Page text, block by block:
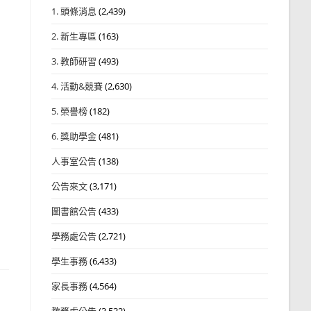
1. 頭條消息 (2,439)
2. 新生專區 (163)
3. 教師研習 (493)
4. 活動&競賽(2,630)
5. 榮譽榜(182)
6. 獎助學金(481)
人事室公告(138)
公告來文(3,171)
圖書館公告(433)
學務處公告(2,721)
學生事務(6,433)
家長事務(4,564)